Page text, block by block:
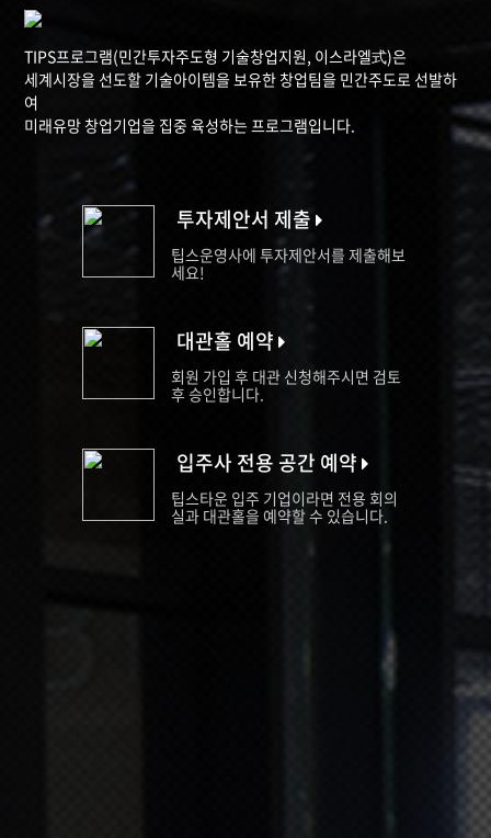
TIPS프로그램(민간투자주도형 기술창업지원, 이스라엘式)은
세계시장을 선도할 기술아이템을 보유한 창업팀을 민간주도로 선발하
여
미래유망 창업기업을 집중 육성하는 프로그램입니다.
투자제안서 제출
팁스운영사에 투자제안서를 제출해보
세요!
대관홀 예약
회원 가입 후 대관 신청해주시면 검토
후 승인합니다.
입주사 전용 공간 예약
팁스타운 입주 기업이라면 전용 회의
실과 대관홀을 예약할 수 있습니다.